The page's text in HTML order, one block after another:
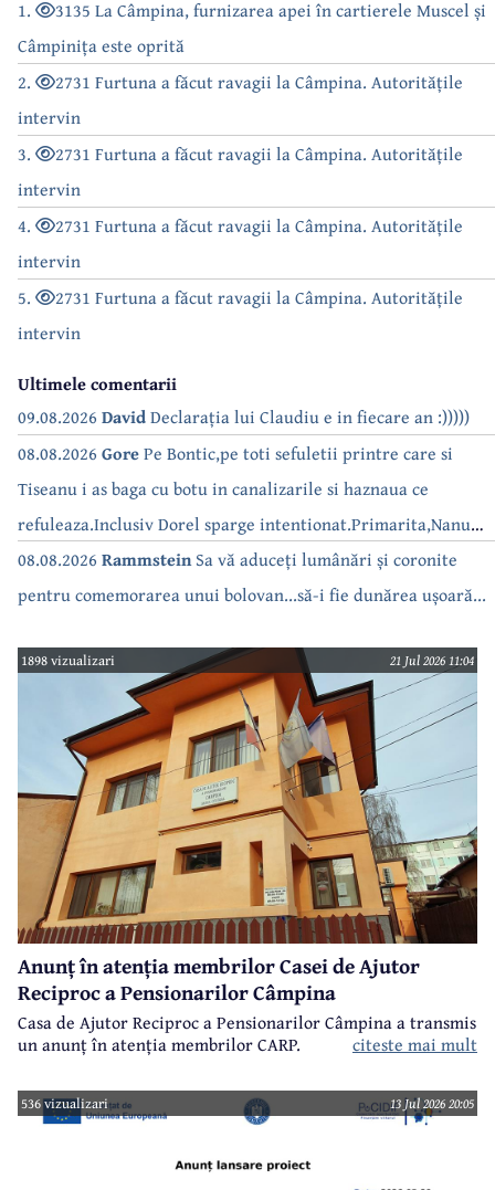
1.
3135 La Câmpina, furnizarea apei în cartierele Muscel și
Câmpinița este oprită
2.
2731 Furtuna a făcut ravagii la Câmpina. Autoritățile
intervin
3.
2731 Furtuna a făcut ravagii la Câmpina. Autoritățile
intervin
4.
2731 Furtuna a făcut ravagii la Câmpina. Autoritățile
intervin
5.
2731 Furtuna a făcut ravagii la Câmpina. Autoritățile
intervin
Ultimele comentarii
09.08.2026 DavidDeclarația lui Claudiu e in fiecare an :)))))
08.08.2026 GorePe Bontic,pe toti sefuletii printre care si
Tiseanu i as baga cu botu in canalizarile si haznaua ce
refuleaza.Inclusiv Dorel sparge intentionat.Primarita,Nanu
bea apa de la robinet.Asta as intreba o si pe Izabel Mitrea
08.08.2026 RammsteinSa vă aduceți lumânări și coronite
pentru comemorarea unui bolovan...să-i fie dunărea ușoară...
1898 vizualizari 21 Jul 2026 11:04
Anunț în atenția membrilor Casei de Ajutor
Reciproc a Pensionarilor Câmpina
Casa de Ajutor Reciproc a Pensionarilor Câmpina a transmis
un anunț în atenția membrilor CARP.
citeste mai mult
536 vizualizari 13 Jul 2026 20:05